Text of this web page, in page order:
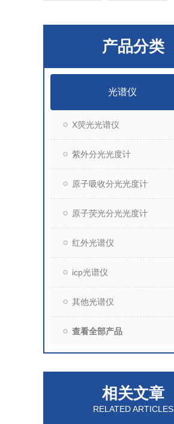
产品分类
光谱仪
X荧光光谱仪
紫外分光光度计
原子吸收分光光度计
原子荧光分光光度计
红外光谱仪
icp光谱仪
其他光谱仪
查看全部产品
相关文章
RELATED ARTICLES